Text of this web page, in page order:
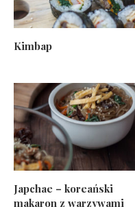
Kimbap
Japchae – koreański
makaron z warzywami